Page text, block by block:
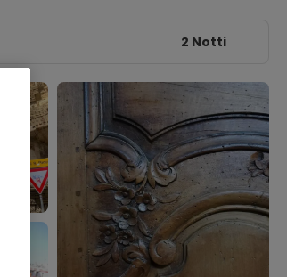
2 Notti